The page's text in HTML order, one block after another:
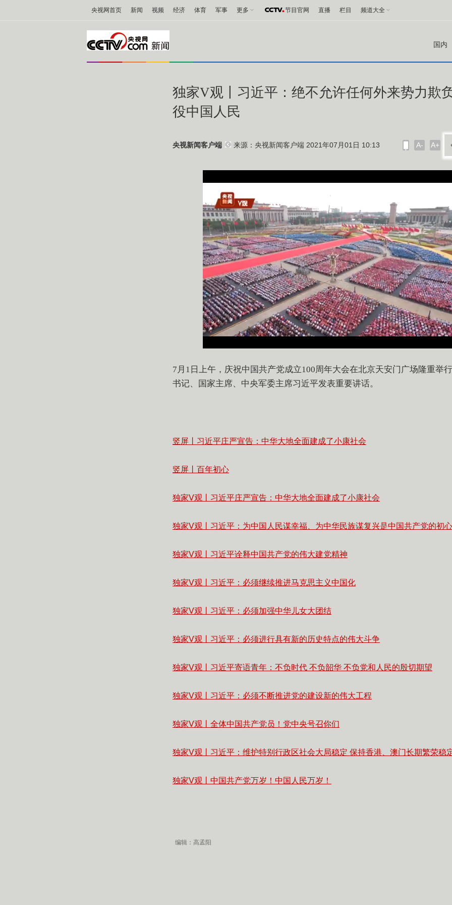
央视网首页 新闻 视频 经济 体育 军事 更多 节目官网 直播 栏目 频道大全
国内
独家V观丨习近平：绝不允许任何外来势力欺
役中国人民
央视新闻客户端 来源：央视新闻客户端 2021年07月01日 10:13 A- A+
7月1日上午，庆祝中国共产党成立100周年大会在北京天安门广场隆重举
书记、国家主席、中央军委主席习近平发表重要讲话。
竖屏丨习近平庄严宣告：中华大地全面建成了小康社会
竖屏 丨百年初心
独家V观丨习近平庄严宣告：中华大地全面建成了小康社会
独家V观丨习近平：为中国人民谋幸福、为中华民族谋复兴是中国共产党的初
独家V观丨习近平诠释中国共产党的伟大建党精神
独家V观丨习近平：必须继续推进马克思主义中国化
独家V观丨习近平：必须加强中华儿女大团结
独家V观丨习近平：必须进行具有新的历史特点的伟大斗争
独家V观丨习近平寄语青年：不负时代 不负韶华 不负党和人民的殷切期望
独家V观丨习近平：必须不断推进党的建设新的伟大工程
独家V观丨全体中国共产党员！党中央号召你们
独家V观丨习近平：维护特别行政区社会大局稳定 保持香港、澳门长期繁荣稳
独家V观丨中国共产党万岁！中国人民万岁！
编辑：高孟阳